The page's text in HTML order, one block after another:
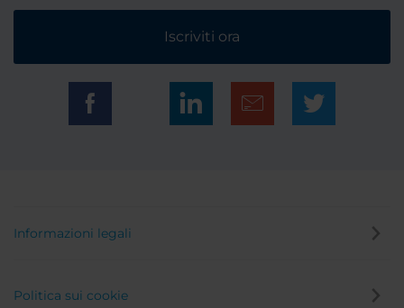
Iscriviti ora
Informazioni legali
Politica sui cookie